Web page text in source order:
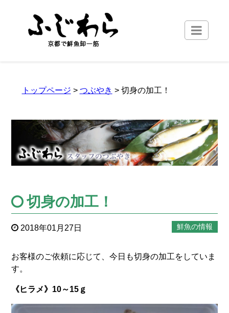
トップページ > つぶやき > 切身の加工！
切身の加工！
2018年01月27日 鮮魚の情報
お客様のご依頼に応じて、今日も切身の加工をしていま
す。
《ヒラメ》10～15ｇ